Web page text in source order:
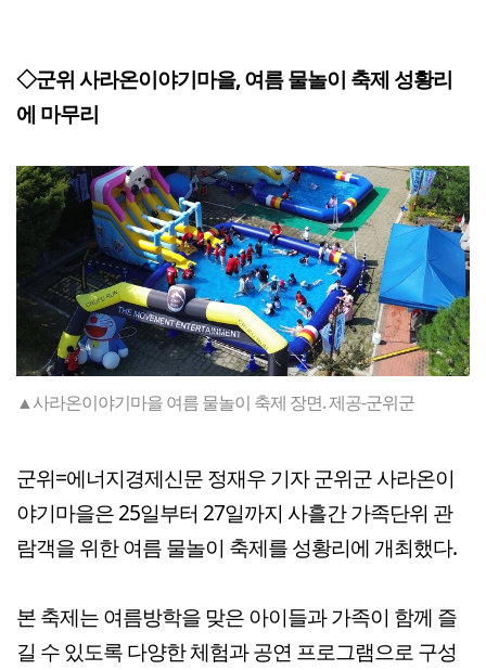
◇군위 사라온이야기마을, 여름 물놀이 축제 성황리
에 마무리
▲사라온이야기마을 여름 물놀이 축제 장면. 제공-군위군
군위=에너지경제신문 정재우 기자 군위군 사라온이
야기마을은 25일부터 27일까지 사흘간 가족단위 관
람객을 위한 여름 물놀이 축제를 성황리에 개최했다.
본 축제는 여름방학을 맞은 아이들과 가족이 함께 즐
길 수 있도록 다양한 체험과 공연 프로그램으로 구성